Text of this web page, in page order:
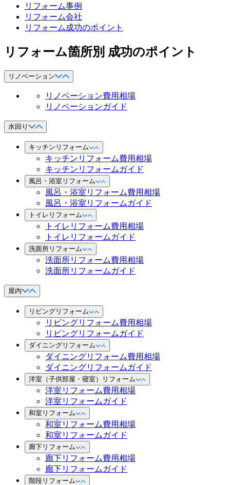
リフォーム事例
リフォーム会社
リフォーム成功のポイント
リフォーム箇所別 成功のポイント
リノベーション
リノベーション費用相場
リノベーションガイド
水回り
キッチンリフォーム
キッチンリフォーム費用相場
キッチンリフォームガイド
風呂・浴室リフォーム
風呂・浴室リフォーム費用相場
風呂・浴室リフォームガイド
トイレリフォーム
トイレリフォーム費用相場
トイレリフォームガイド
洗面所リフォーム
洗面所リフォーム費用相場
洗面所リフォームガイド
屋内
リビングリフォーム
リビングリフォーム費用相場
リビングリフォームガイド
ダイニングリフォーム
ダイニングリフォーム費用相場
ダイニングリフォームガイド
洋室（子供部屋・寝室）リフォーム
洋室リフォーム費用相場
洋室リフォームガイド
和室リフォーム
和室リフォーム費用相場
和室リフォームガイド
廊下リフォーム
廊下リフォーム費用相場
廊下リフォームガイド
階段リフォーム